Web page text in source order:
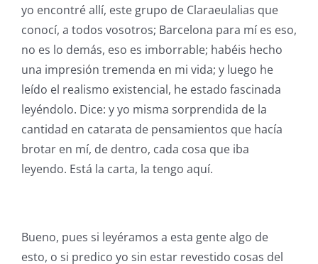
yo encontré allí, este grupo de Claraeulalias que
conocí, a todos vosotros; Barcelona para mí es eso,
no es lo demás, eso es imborrable; habéis hecho
una impresión tremenda en mi vida; y luego he
leído el realismo existencial, he estado fascinada
leyéndolo. Dice: y yo misma sorprendida de la
cantidad en catarata de pensamientos que hacía
brotar en mí, de dentro, cada cosa que iba
leyendo. Está la carta, la tengo aquí.
Bueno, pues si leyéramos a esta gente algo de
esto, o si predico yo sin estar revestido cosas del